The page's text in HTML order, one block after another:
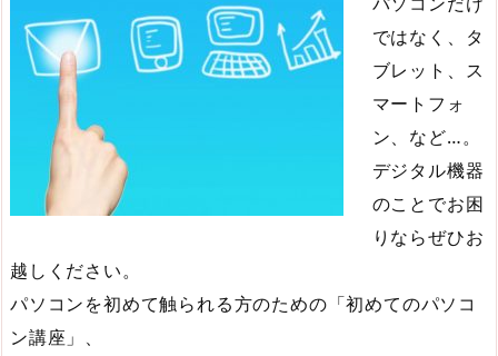
ではなく、タ
ブレット、ス
マートフォ
ン、など…。
デジタル機器
のことでお困
りならぜひお
越しください。
パソコンを初めて触られる方のための「初めてのパソコ
ン講座」、